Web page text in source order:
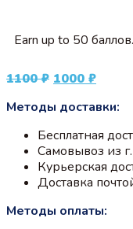
Earn up to 50 баллов.
1100₽
составляла
1000 ₽
1000 ₽.
Методы доставки:
Бесплатная
Самовывоз из г.
Курьерская
Доставка
Методы оплаты: